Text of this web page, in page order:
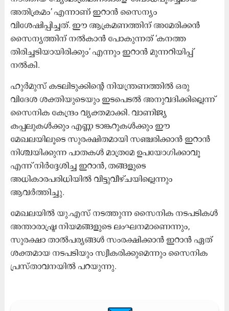
അതിക്രമം’ എന്നാണ് ഇറാൻ സൈന്യം
വിശേഷിപ്പിച്ചത്. ഈ ആക്രമണത്തിന് അമേരിക്കൻ
സൈന്യത്തിന് നൽകാൻ പോകുന്നത് ‘കനത്ത
തിരിച്ചടിയായിരിക്കും’ എന്നും ഇറാൻ മുന്നറിയിപ്പ്
നൽകി.
ഹുർമുസ് കടലിടുക്കിന്റെ നിയന്ത്രണത്തിൽ ഒരു
വിദേശ ശക്തിയുടെയും ഇടപെടൽ അനുവദിക്കില്ലെന്ന്
സൈനിക കേന്ദ്രം വ്യക്തമാക്കി. വാണിജ്യ
കപ്പലുകൾക്കും എണ്ണ ടാങ്കറുകൾക്കും ഈ
മേഖലയിലൂടെ സുരക്ഷിതമായി സഞ്ചരിക്കാൻ ഇറാൻ
നിശ്ചയിക്കുന്ന പാതകൾ മാത്രമേ ഉപയോഗിക്കാവൂ
എന്ന് നിർദ്ദേശിച്ച ഇറാൻ, തങ്ങളുടെ
അധികാരപരിധിയിൽ വിട്ടുവീഴ്ചയില്ലെന്നും
ആവർത്തിച്ചു.
മേഖലയിൽ യു.എസ് നടത്തുന്ന സൈനിക നടപടികൾ
അന്താരാഷ്ട്ര നിയമങ്ങളുടെ ലംഘനമാണെന്നും,
സുരക്ഷാ താൽപര്യങ്ങൾ സംരക്ഷിക്കാൻ ഇറാൻ ഏത്
ശക്തമായ നടപടിയും സ്വീകരിക്കുമെന്നും സൈനിക
പ്രസ്താവനയിൽ പറയുന്നു.